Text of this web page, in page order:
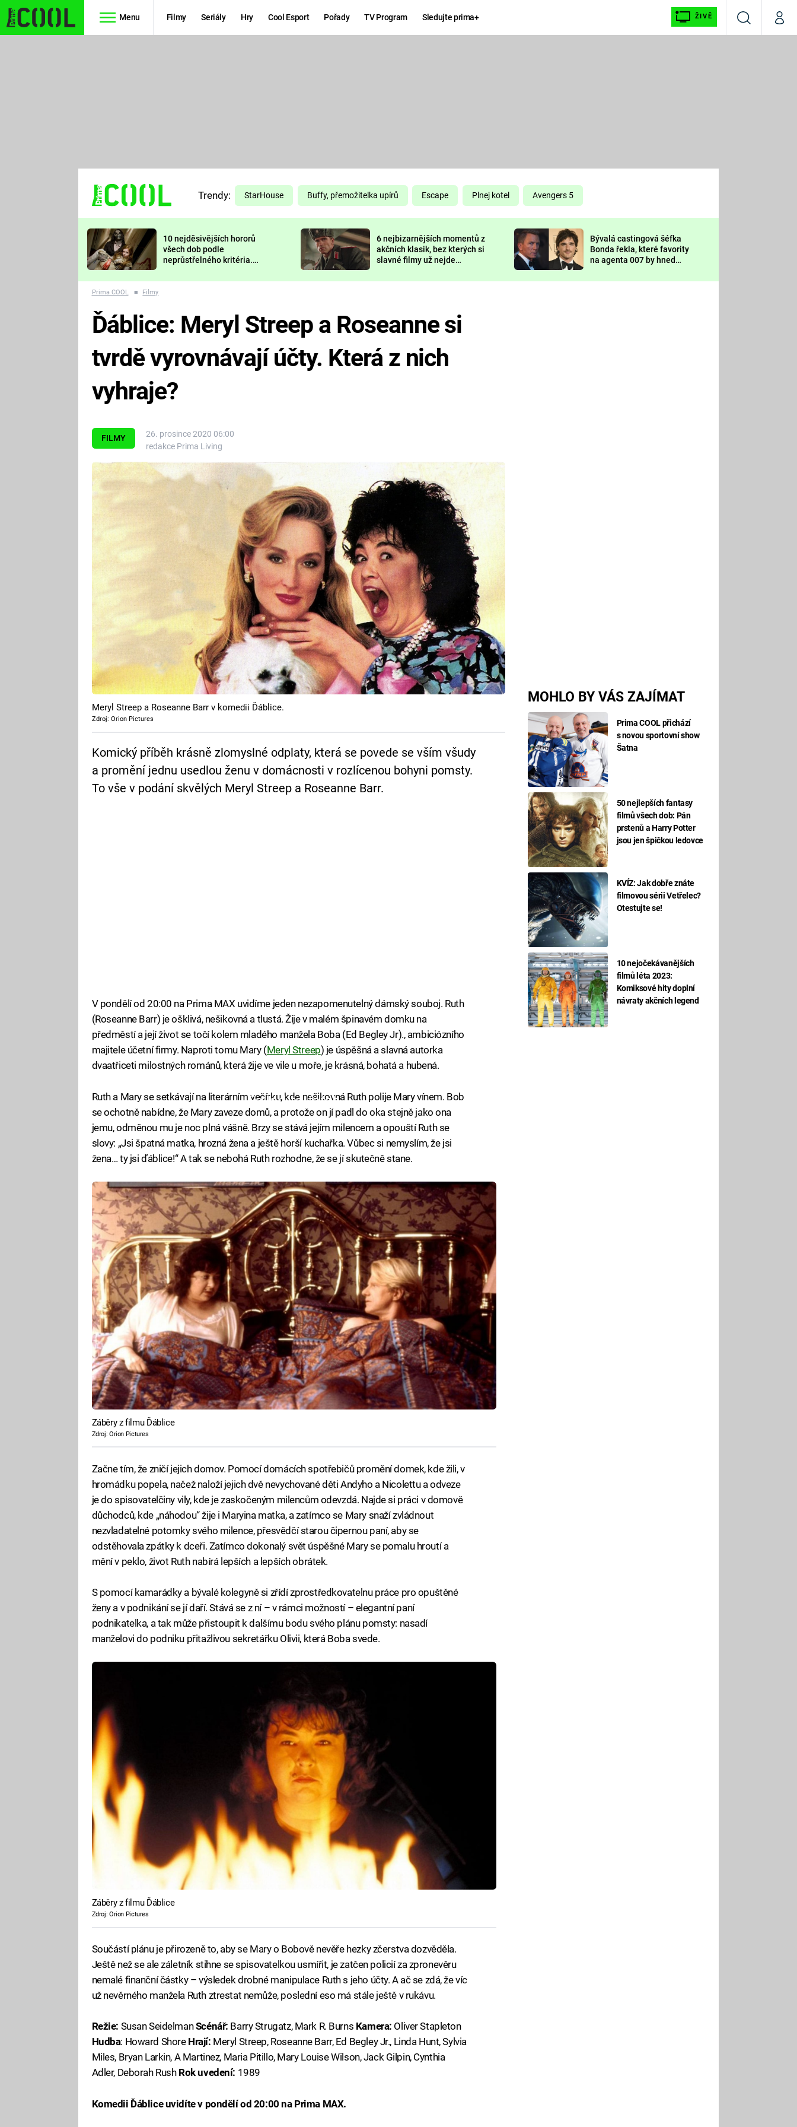
Menu Filmy Seriály Hry Cool Esport Pořady TV Program Sledujte prima+ ŽIVĚ
VyhledáváníMůj
TŘESKU
FUTURAMA
PREDÁTOR
DELIVERANCE
KOMEDIE
CHUCK
NORRIS
DEADPOOL
Prima LAJK
Sledujte nás
Trendy: StarHouse Buffy, přemožitelka upírů Escape Plnej kotel Avengers 5
10 nejděsivějších hororů
všech dob podle
neprůstřelného kritéria.
nejvíc zvednou tep?
6 nejbizarnějších momentů z
akčních klasik, bez kterých si
slavné filmy už nejde
Bývalá castingová šéfka
Bonda řekla, které favority
na agenta 007 by hned
Prima COOL ■ Filmy
FILMY
26. prosince 2020 06:00
redakce Prima Living
MOHLO BY VÁS ZAJÍMAT
Prima COOL přichází
s novou sportovní show
Šatna
50 nejlepších fantasy
filmů všech dob: Pán
prstenů a Harry Potter
jsou jen špičkou ledovce
KVÍZ: Jak dobře znáte
filmovou sérii Vetřelec?
Otestujte se!
10 nejočekávanějších
filmů léta 2023:
Komiksové hity doplní
návraty akčních legend
Ďáblice: Meryl Streep a Roseanne si
tvrdě vyrovnávají účty. Která z nich
vyhraje?
Meryl Streep a Roseanne Barr v komedii Ďáblice.
Zdroj: Orion Pictures
Komický příběh krásně zlomyslné odplaty, která se povede se vším všudy
a promění jednu usedlou ženu v domácnosti v rozlícenou bohyni pomsty.
To vše v podání skvělých Meryl Streep a Roseanne Barr.
V pondělí od 20:00 na Prima MAX uvidíme jeden nezapomenutelný dámský souboj. Ruth
(Roseanne Barr) je ošklivá, nešikovná a tlustá. Žije v malém špinavém domku na
předměstí a její život se točí kolem mladého manžela Boba (Ed Begley Jr)., ambiciózního
majitele účetní firmy. Naproti tomu Mary (Meryl Streep) je úspěšná a slavná autorka
dvaatřiceti milostných románů, která žije ve vile u moře, je krásná, bohatá a hubená.
Failed to fetch
Ruth a Mary se setkávají na literárním večírku, kde nešikovná Ruth polije Mary vínem. Bob
se ochotně nabídne, že Mary zaveze domů, a protože on jí padl do oka stejně jako ona
jemu, odměnou mu je noc plná vášně. Brzy se stává jejím milencem a opouští Ruth se
slovy: „Jsi špatná matka, hrozná žena a ještě horší kuchařka. Vůbec si nemyslím, že jsi
žena… ty jsi ďáblice!“ A tak se nebohá Ruth rozhodne, že se jí skutečně stane.
Záběry z filmu Ďáblice
Zdroj: Orion Pictures
Začne tím, že zničí jejich domov. Pomocí domácích spotřebičů promění domek, kde žili, v
hromádku popela, načež naloží jejich dvě nevychované děti Andyho a Nicolettu a odveze
je do spisovatelčiny vily, kde je zaskočeným milencům odevzdá. Najde si práci v domově
důchodců, kde „náhodou“ žije i Maryina matka, a zatímco se Mary snaží zvládnout
nezvladatelné potomky svého milence, přesvědčí starou čipernou paní, aby se
odstěhovala zpátky k dceři. Zatímco dokonalý svět úspěšné Mary se pomalu hroutí a
mění v peklo, život Ruth nabírá lepších a lepších obrátek.
S pomocí kamarádky a bývalé kolegyně si zřídí zprostředkovatelnu práce pro opuštěné
ženy a v podnikání se jí daří. Stává se z ní – v rámci možností – elegantní paní
podnikatelka, a tak může přistoupit k dalšímu bodu svého plánu pomsty: nasadí
manželovi do podniku přitažlivou sekretářku Olivii, která Boba svede.
Záběry z filmu Ďáblice
Zdroj: Orion Pictures
Součástí plánu je přirozeně to, aby se Mary o Bobově nevěře hezky zčerstva dozvěděla.
Ještě než se ale záletník stihne se spisovatelkou usmířit, je zatčen policií za zpronevěru
nemalé finanční částky – výsledek drobné manipulace Ruth s jeho účty. A ač se zdá, že víc
už nevěrného manžela Ruth ztrestat nemůže, poslední eso má stále ještě v rukávu.
Režie: Susan SeidelmanScénář: Barry Strugatz, Mark R. Burns Kamera: Oliver Stapleton
Hudba: Howard Shore Hrají: Meryl Streep, Roseanne Barr, Ed Begley Jr., Linda Hunt, Sylvia
Miles, Bryan Larkin, A Martinez, Maria Pitillo, Mary Louise Wilson, Jack Gilpin, Cynthia
Adler, Deborah Rush Rok uvedení: 1989
Komedii Ďáblice uvidíte v pondělí od 20:00 na Prima MAX.